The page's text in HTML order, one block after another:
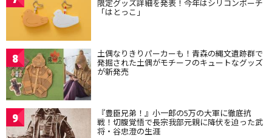
限定グッズ詳細を発表！今年はシリコンポーチ
「はとっこ」
8 土偶なりきりパーカーも！青森の縄文遺跡群で
発掘された土偶がモチーフのキュートなグッズ
が新発売
9 『豊臣兄弟！』小一郎の5万の大軍に徹底抗
戦！切腹覚悟で長宗我部元親に降伏を迫った武
将・谷忠澄の生涯